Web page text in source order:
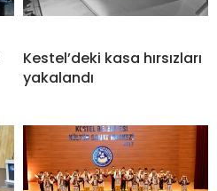
Kestel’deki kasa hırsızları
yakalandı